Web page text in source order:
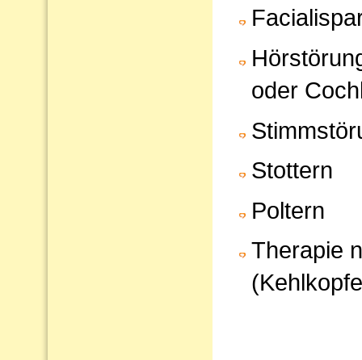
oder
Stottern
Poltern
Therapie